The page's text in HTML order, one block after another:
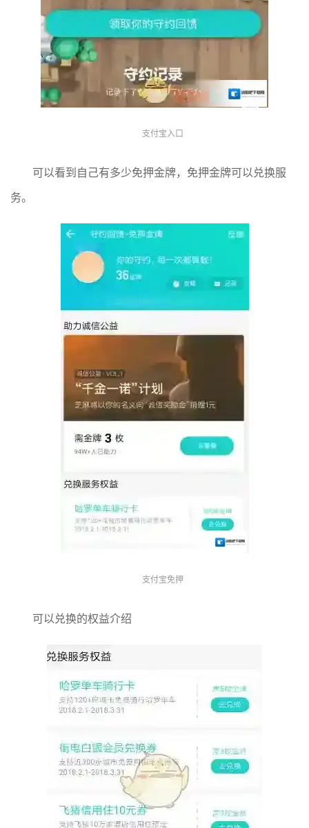
支付宝入口
可以看到自己有多少免押金牌，免押金牌可以兑换服
务。
支付宝免押
可以兑换的权益介绍